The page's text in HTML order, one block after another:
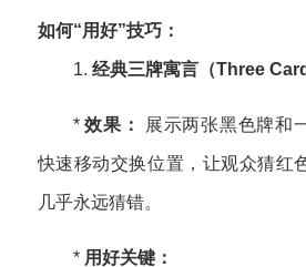
如何“用好”技巧：
1. 经典三牌寓言（Three
*效果： 展示两张黑色牌和
快速移动交换位置，让观众猜红
几乎永远猜错。
* 用好关键：